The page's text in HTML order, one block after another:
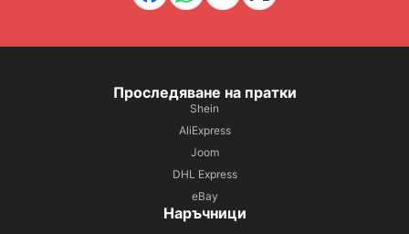
Проследяване на пратки
Shein
AliExpress
Joom
DHL Express
eBay
Наръчници